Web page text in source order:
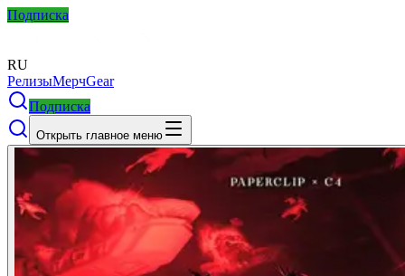
Подписка
RU
РелизыМерчGear
Подписка
Открыть главное меню